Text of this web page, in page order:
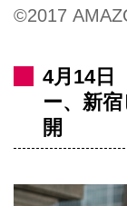
©2017
4月14日
ー、新
開